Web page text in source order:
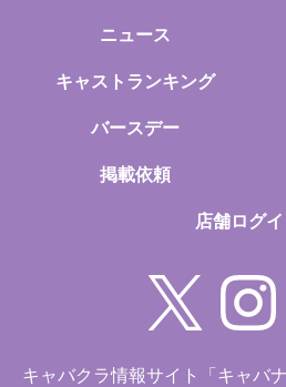
ニュース
キャストランキング
バースデー
掲載依頼
店舗ログ
キャバクラ情報サイト「キャバ